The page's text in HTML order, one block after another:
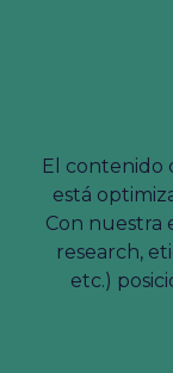
El contenido
está
Con nuestra
research,
etc.)